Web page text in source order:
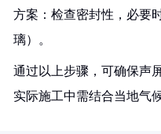
方案：检查密封性，必要
璃）。
通过以上步骤，可确保声
实际施工中需结合当地气